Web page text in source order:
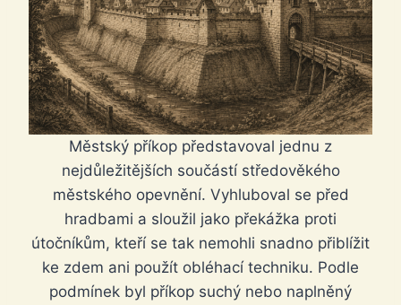
Městský příkop představoval jednu z
nejdůležitějších součástí středověkého
městského opevnění. Vyhluboval se před
hradbami a sloužil jako překážka proti
útočníkům, kteří se tak nemohli snadno přiblížit
ke zdem ani použít obléhací techniku. Podle
podmínek byl příkop suchý nebo naplněný